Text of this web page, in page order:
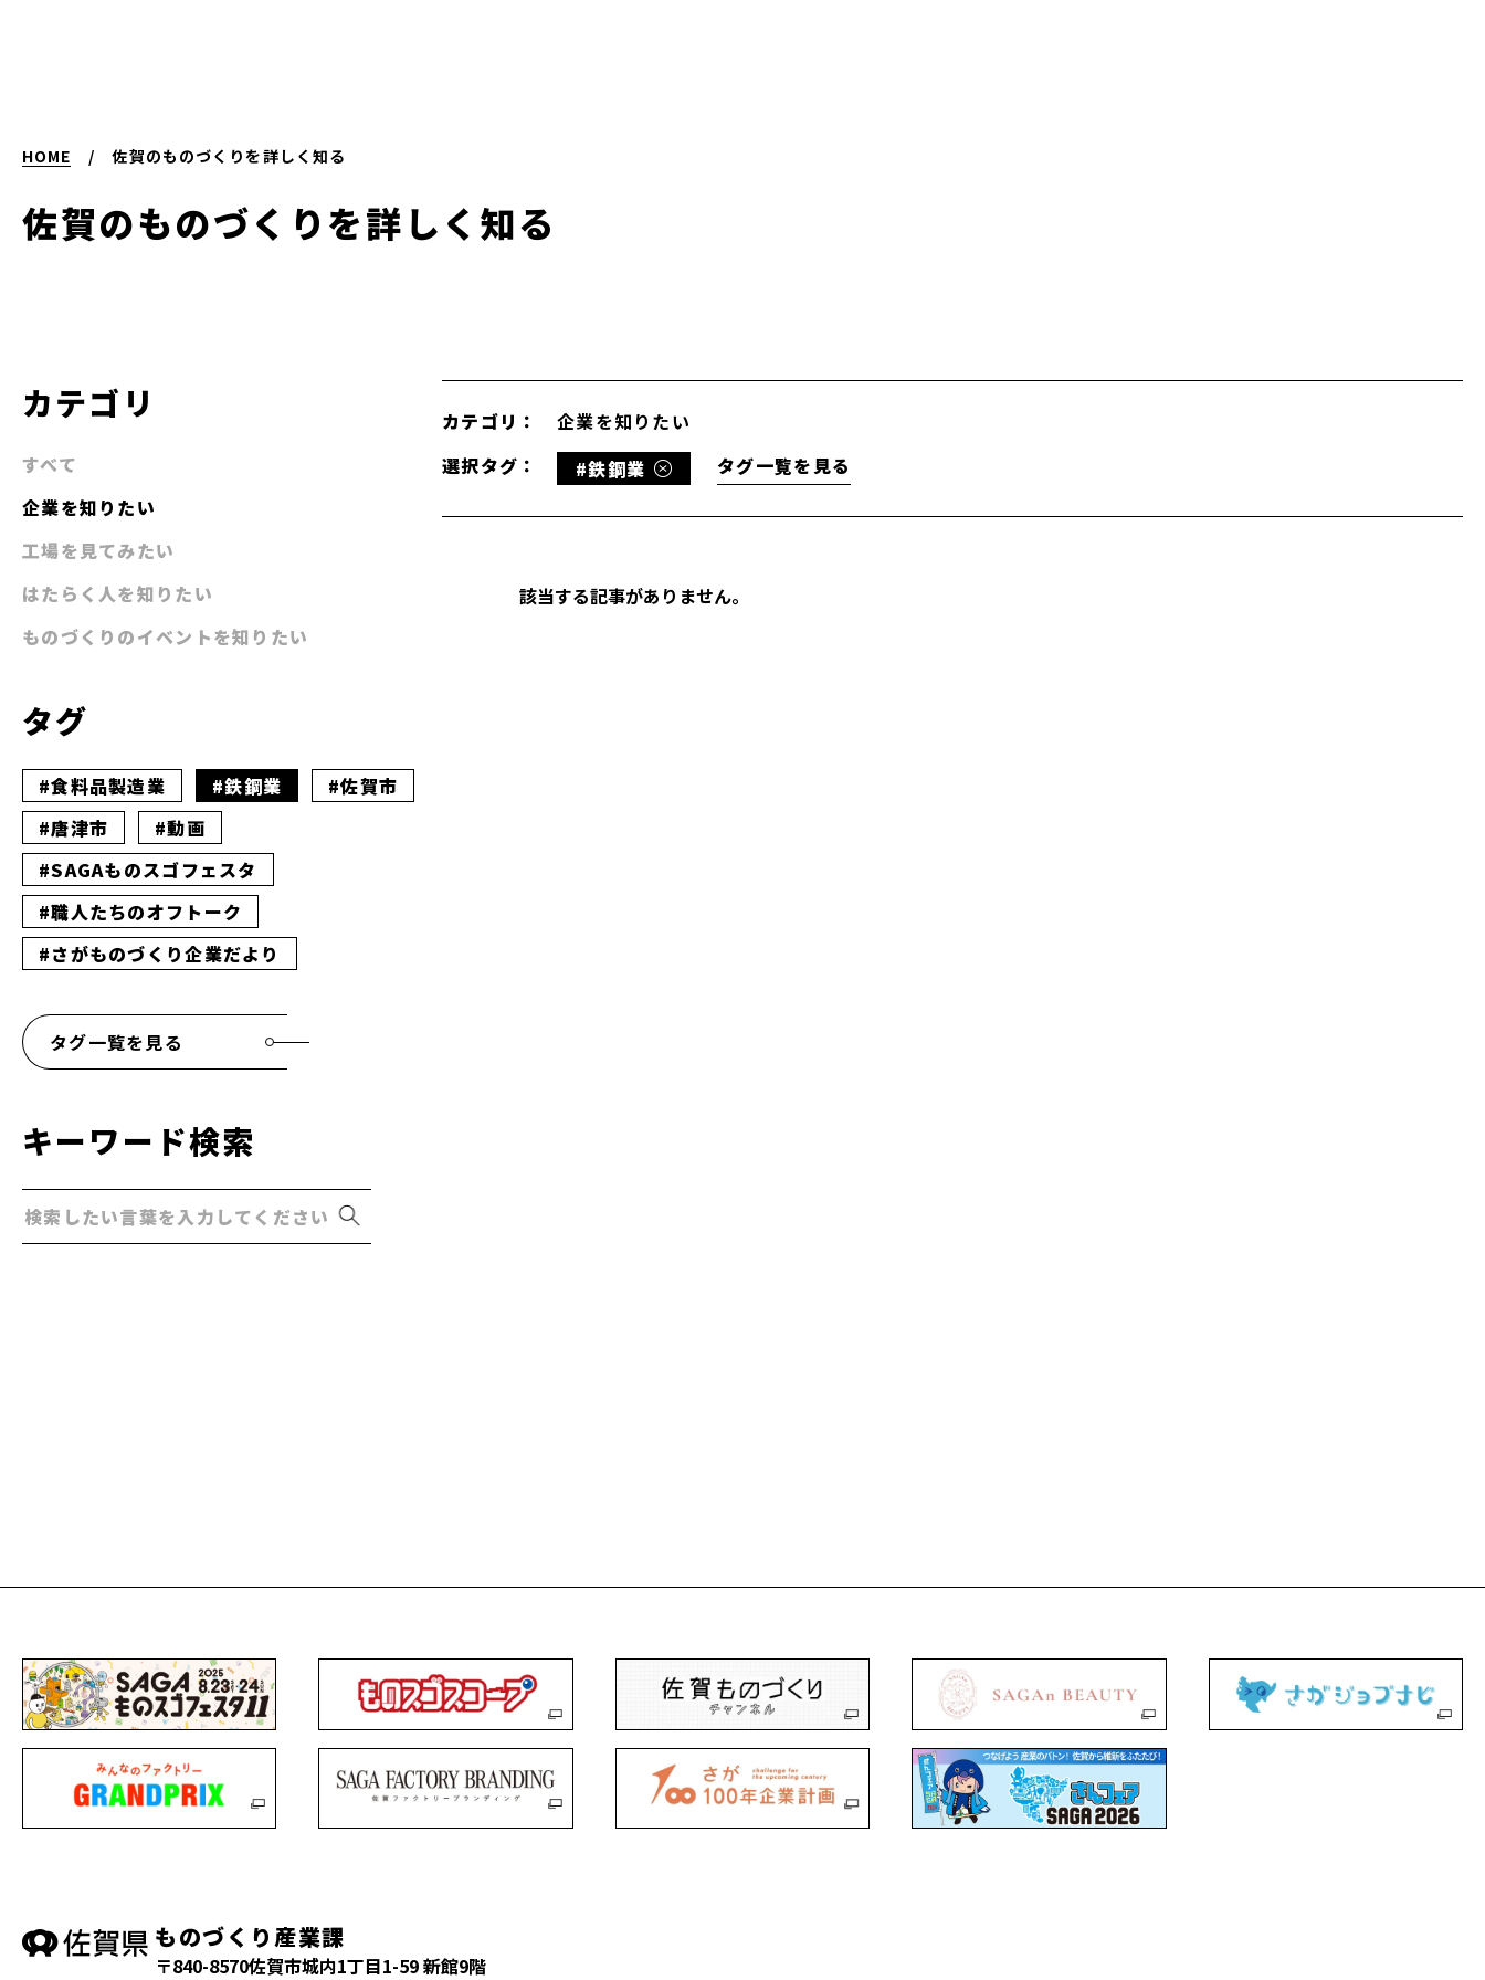
HOME / 佐賀のものづくりを詳しく知る
佐賀のものづくりを詳しく知る
カテゴリ
すべて
企業を知りたい
工場を見てみたい
はたらく人を知りたい
ものづくりのイベントを知りたい
タグ
#食料品製造業 #鉄鋼業
#佐賀市
#唐津市
#動画
#SAGAものスゴフェスタ
#職人たちのオフトーク
#さがものづくり企業だより
タグ一覧を見る
キーワード検索
カテゴリ：
企業を知りたい
選択タグ：
#鉄鋼業 タグ一覧を見る
該当する記事がありません。
ものづくり産業課
〒840-8570佐賀市城内1丁目1-59 新館9階